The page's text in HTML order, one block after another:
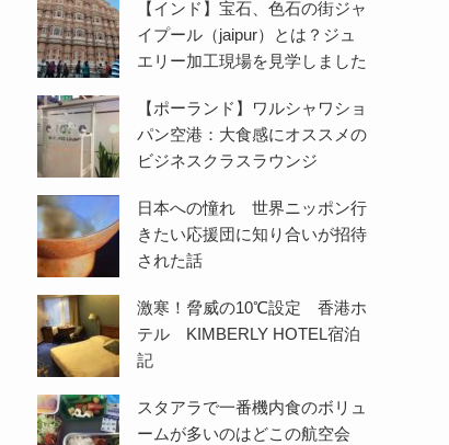
【インド】宝石、色石の街ジャ
イプール（jaipur）とは？ジュ
エリー加工現場を見学しました
【ポーランド】ワルシャワショ
パン空港：大食感にオススメの
ビジネスクラスラウンジ
日本への憧れ 世界ニッポン行
きたい応援団に知り合いが招待
された話
激寒！脅威の10℃設定 香港ホ
テル KIMBERLY HOTEL宿泊
記
スタアラで一番機内食のボリュ
ームが多いのはどこの航空会